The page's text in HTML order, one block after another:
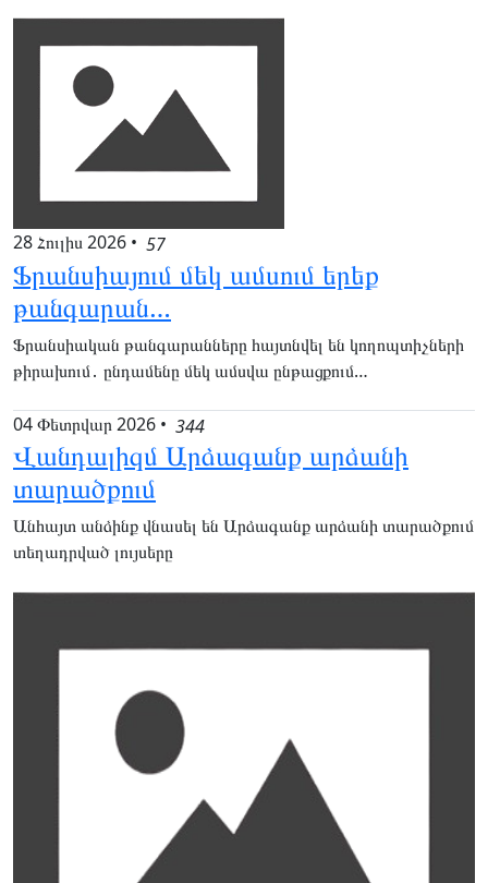
28 Հուլիս 2026 • 57
Ֆրանսիայում մեկ ամսում երեք
թանգարան…
Ֆրանսիական թանգարանները հայտնվել են կողոպտիչների
թիրախում․ ընդամենը մեկ ամսվա ընթացքում…
04 Փետրվար 2026 • 344
Վանդալիզմ Արձագանք արձանի
տարածքում
Անհայտ անձինք վնասել են Արձագանք արձանի տարածքում
տեղադրված լույսերը